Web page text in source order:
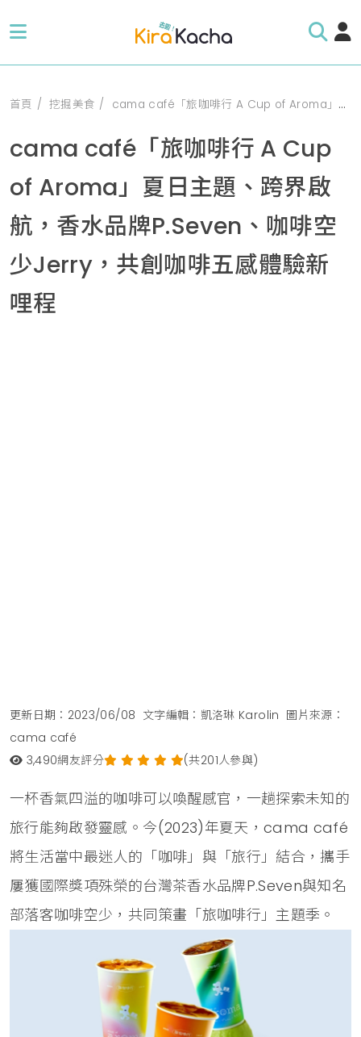
首頁 挖掘美食 cama café「旅咖啡行 A Cup of Aroma」夏日主題、跨界啟航，香水品牌P.Seven、咖啡空少Jerry，共創咖啡五感體驗新哩程
cama café「旅咖啡行 A Cup
of Aroma」夏日主題、跨界啟
航，香水品牌P.Seven、咖啡空
少Jerry，共創咖啡五感體驗新
哩程
更新日期：2023/06/08 文字編輯：凱洛琳 Karolin 圖片來源：
cama café
3,490網友評分 (共201人參與)
一杯香氣四溢的咖啡可以喚醒感官，一趟探索未知的
旅行能夠啟發靈感。今(2023)年夏天，cama café
將生活當中最迷人的「咖啡」與「旅行」結合，攜手
屢獲國際獎項殊榮的台灣茶香水品牌P.Seven與知名
部落客咖啡空少，共同策畫「旅咖啡行」主題季。